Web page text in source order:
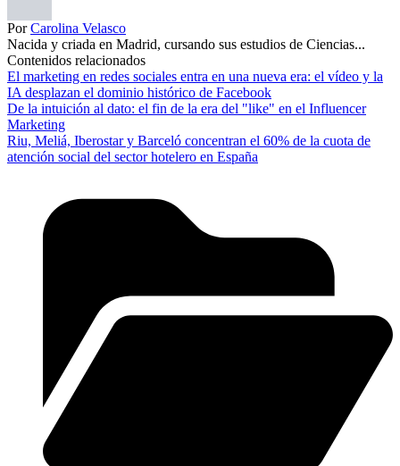
PorCarolina Velasco
Nacida y criada en Madrid, cursando sus estudios de Ciencias...
Contenidos relacionados
El marketing en redes sociales entra en una nueva era: el vídeo y la
IA desplazan el dominio histórico de Facebook
De la intuición al dato: el fin de la era del "like" en el Influencer
Marketing
Riu, Meliá, Iberostar y Barceló concentran el 60% de la cuota de
atención social del sector hotelero en España